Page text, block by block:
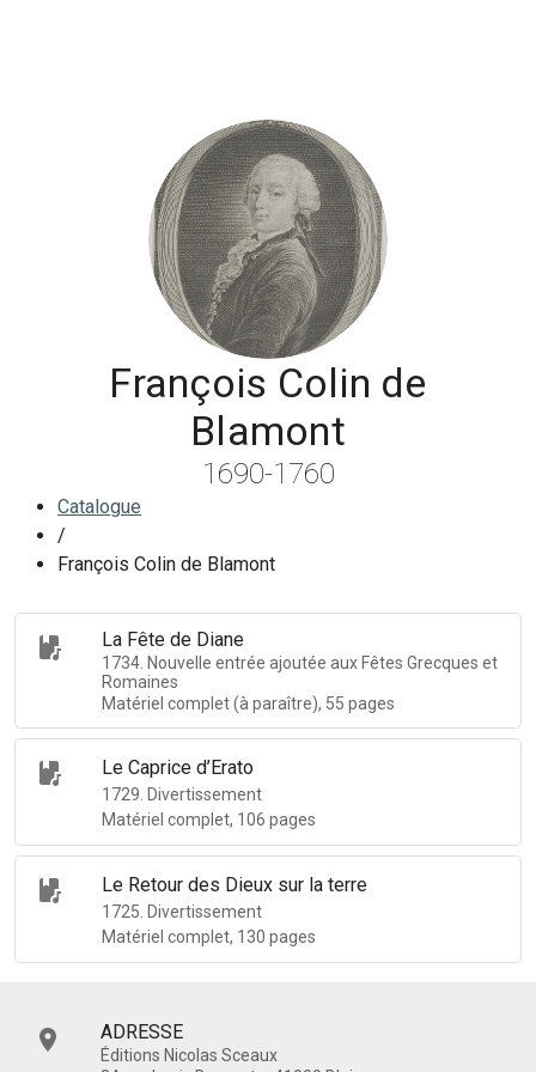
François Colin de
Blamont
1690-1760
Catalogue
/
François Colin de Blamont
La Fête de Diane
1734. Nouvelle entrée ajoutée aux Fêtes Grecques et
Romaines
Matériel complet (à paraître), 55 pages
Le Caprice d’Erato
1729. Divertissement
Matériel complet, 106 pages
Le Retour des Dieux sur la terre
1725. Divertissement
Matériel complet, 130 pages
ADRESSE
Éditions Nicolas Sceaux